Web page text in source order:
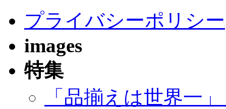
プライバシーポリシー
images
特集
「品揃えは世界一